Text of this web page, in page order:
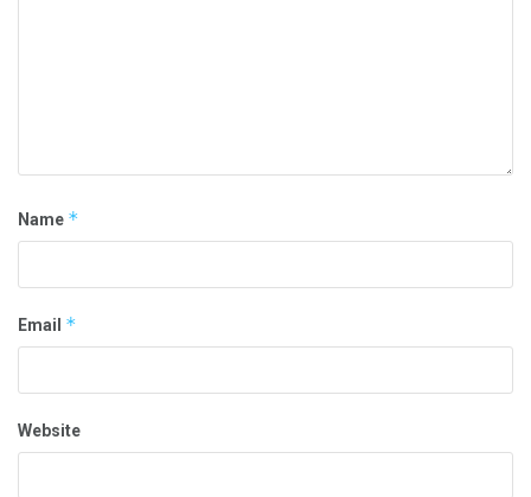
Name *
Email *
Website